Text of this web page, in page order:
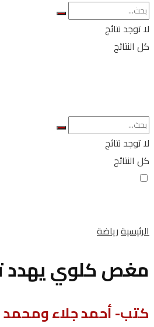
لا توجد نتائج
كل النتائج
لا توجد نتائج
كل النتائج
الرئيسيةرياضة
مغص كلوي يهدد
كتب- أحمد جلاء